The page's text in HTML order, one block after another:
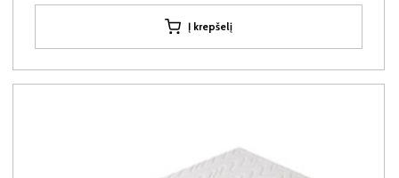
Į krepšelį